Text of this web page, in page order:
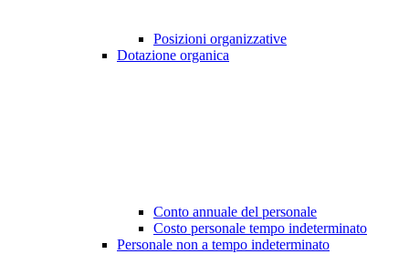
Posizioni organizzative
Dotazione organica
Conto annuale del personale
Costo personale tempo indeterminato
Personale non a tempo indeterminato